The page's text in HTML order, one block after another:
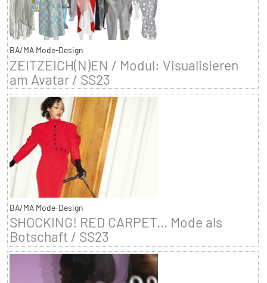
BA/MA Mode-Design
ZEITZEICH(N)EN / Modul: Visualisieren
am Avatar / SS23
BA/MA Mode-Design
SHOCKING! RED CARPET... Mode als
Botschaft / SS23